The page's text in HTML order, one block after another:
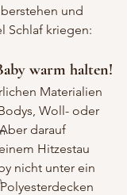
und
Schlaf kriegen:
warm halten!
Materialien
Woll- oder
darauf
Hitzestau
nicht unter ein